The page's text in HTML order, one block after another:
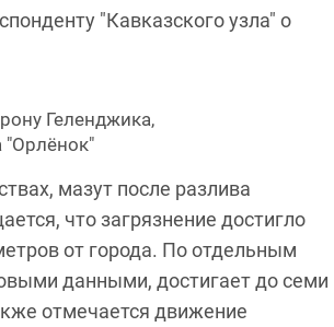
"Кавказского узла" о
Геленджика,
"Орлёнок"
мазут после разлива
что загрязнение достигло
от города. По отдельным
данными, достигает до семи
отмечается движение